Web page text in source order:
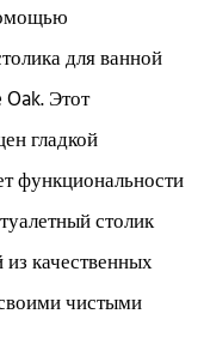
для ванной
Этот
гладкой
функциональности
столик
качественных
чистыми